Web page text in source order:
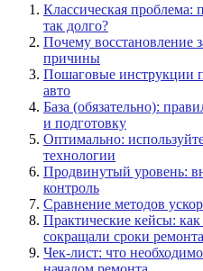
Классическая проблема:
так долго?
Почему восстановление
причины
Пошаговые инструкции
авто
База (обязательно):
и подготовку
Оптимально:
технологии
Продвинутый уровень:
контроль
Сравнение методов
Практические кейсы:
сокращали сроки ремонта
Чек-лист: что